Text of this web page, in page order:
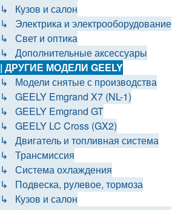
↳ Кузов и салон
↳ Электрика и электрооборудование
↳ Свет и оптика
↳ Дополнительные аксессуары
| ДРУГИЕ МОДЕЛИ GEELY
↳ Модели снятые с производства
↳ GEELY Emgrand X7 (NL-1)
↳ GEELY Emgrand GT
↳ GEELY LC Cross (GX2)
↳ Двигатель и топливная система
↳ Трансмиссия
↳ Система охлаждения
↳ Подвеска, рулевое, тормоза
↳ Кузов и салон